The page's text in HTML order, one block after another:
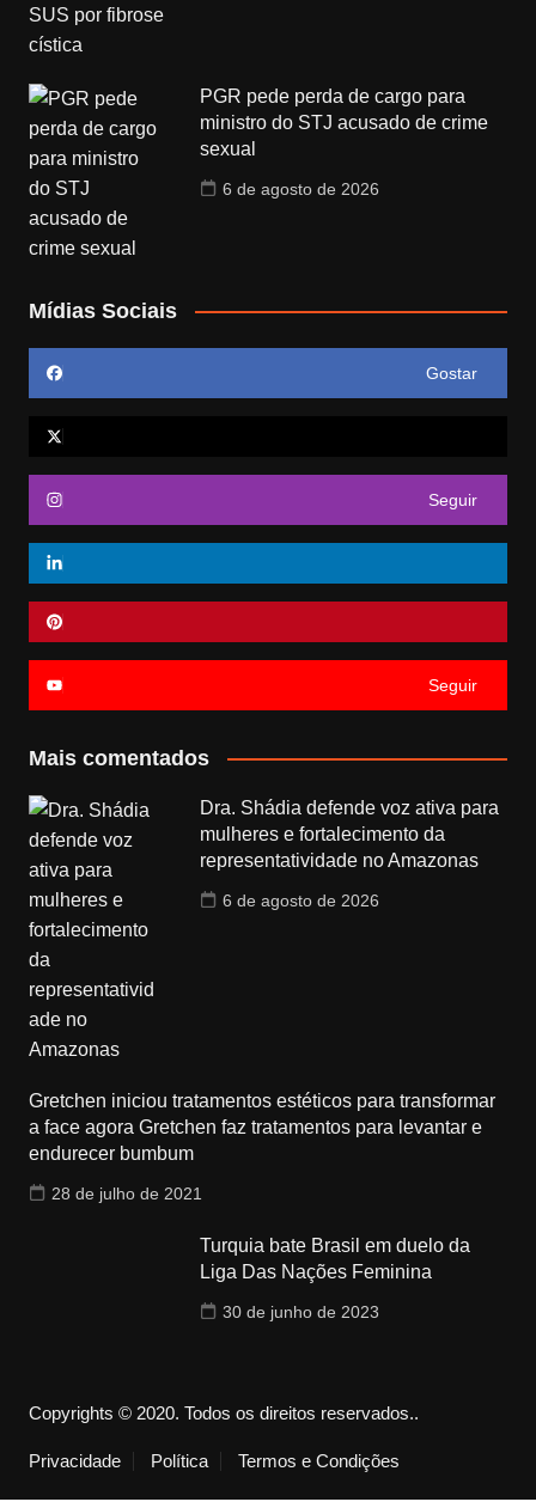
PGR pede perda de cargo para
ministro do STJ acusado de crime
sexual
6 de agosto de 2026
Mídias Sociais
Gostar
Seguir
Seguir
Mais comentados
Dra. Shádia defende voz ativa para
mulheres e fortalecimento da
representatividade no Amazonas
6 de agosto de 2026
Gretchen iniciou tratamentos estéticos para transformar
a face agora Gretchen faz tratamentos para levantar e
endurecer bumbum
28 de julho de 2021
Turquia bate Brasil em duelo da
Liga Das Nações Feminina
30 de junho de 2023
Copyrights © 2020. Todos os direitos reservados..
Privacidade Política Termos e Condições